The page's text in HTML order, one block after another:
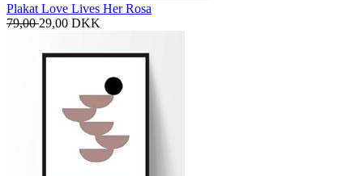
Plakat Love Lives Her Rosa
79,0029,00 DKK